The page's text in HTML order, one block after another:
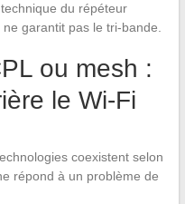
du répéteur
garantit pas le tri-bande.
ou mesh :
le Wi-Fi
coexistent selon
répond à un problème de